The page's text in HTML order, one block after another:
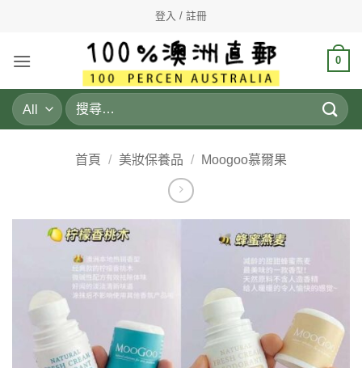
登入 / 註冊
0
搜
尋
鍵首頁 / 美妝保養品 / Moogoo慕爾果